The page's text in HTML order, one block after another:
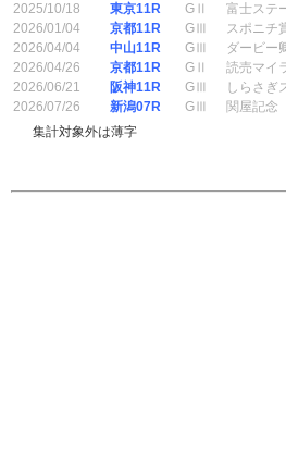
2025/10/18
東京11R GⅡ
富士ステ
2026/01/04
京都11R GⅢ
スポニチ
2026/04/04
中山11R GⅢ
ダービー
2026/04/26
京都11R GⅡ
読売マイ
2026/06/21
阪神11R GⅢ
しらさぎ
2026/07/26
新潟07R GⅢ
関屋記念
集計対象外は薄字